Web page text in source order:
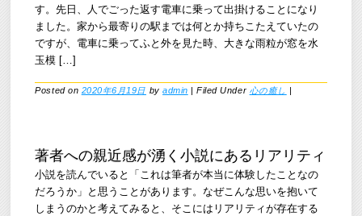
す。先日、人でごった返す電車に乗って出掛けることになり
ました。家から最寄りの駅までは何とか持ちこたえていたの
ですが、電車に乗ってふと外を見た時、大きな雨粒が窓を水
玉模 […]
Posted on 2020年6月19日 byadmin |Filed Under 心の癒し |
著者への親近感が湧く小説にあるリアリティ
小説を読んでいると「これは筆者が本当に体験したことなの
だろうか」と思うことがあります。なぜこんな思いを抱いて
しまうのかと考えてみると、そこにはリアリティが存在する